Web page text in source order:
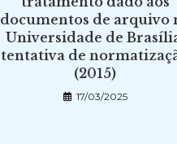
documentos de arquivo
Universidade de
tentativa de
(2015)
17/03/2025